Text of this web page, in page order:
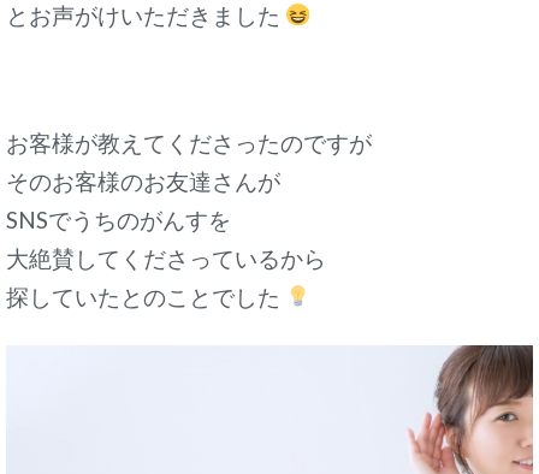
とお声がけいただきました
お客様が教えてくださったのですが
そのお客様のお友達さんが
SNSでうちのがんすを
大絶賛してくださっているから
探していたとのことでした